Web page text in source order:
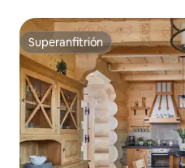
Superanfitrión
Superanfitrión